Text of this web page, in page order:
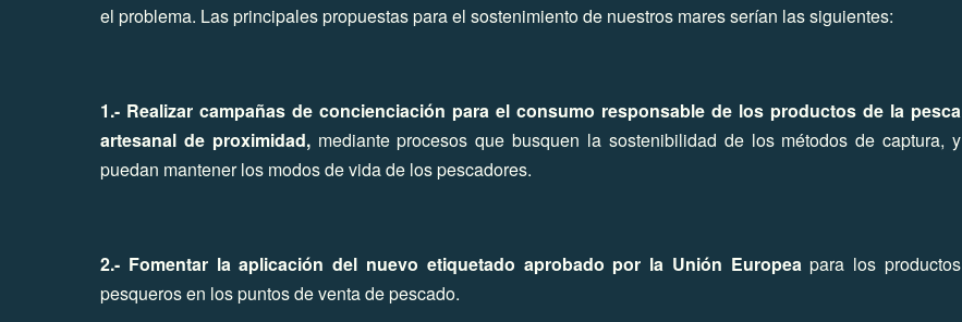
el problema. Las principales propuestas para el sostenimiento de nuestros mares serían las siguientes:
1.- Realizar campañas de concienciación para el consumo responsable de los productos de la pesca
artesanal de proximidad,mediante procesos que busquen la sostenibilidad de los métodos de captura, y
puedan mantener los modos de vida de los pescadores.
2.- Fomentar la aplicación del nuevo etiquetado aprobado por la Unión Europeapara los productos
pesqueros en los puntos de venta de pescado.